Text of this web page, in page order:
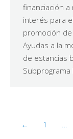
financiación
interés para
promoción
Ayudas a la
de estancias
Subprograma
← 1 …